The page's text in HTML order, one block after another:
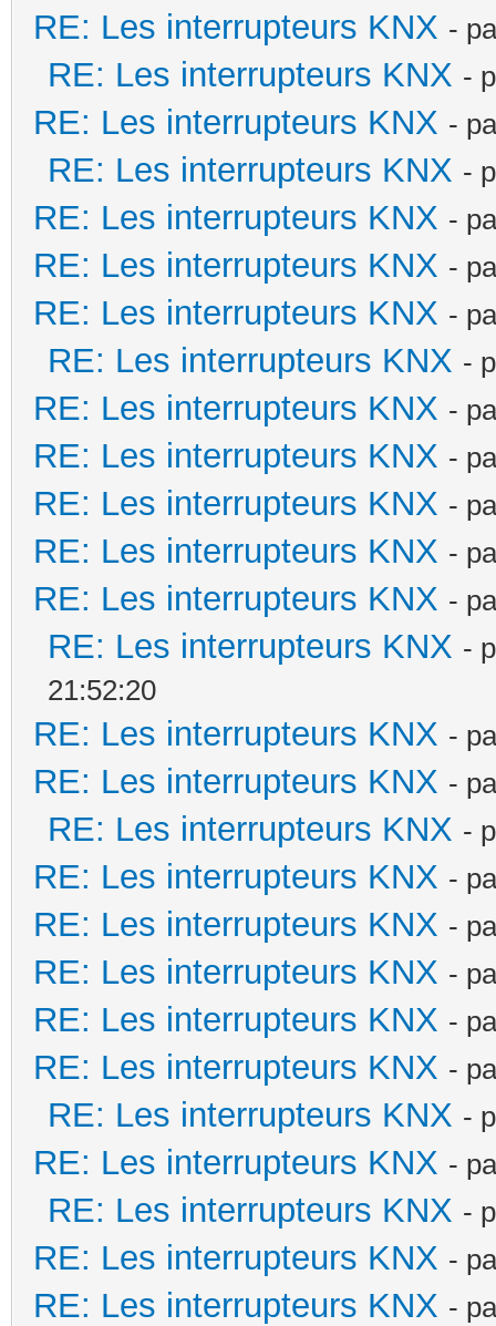
RE: Les interrupteurs KNX -
RE: Les interrupteurs KNX -
RE: Les interrupteurs KNX -
RE: Les interrupteurs KNX -
RE: Les interrupteurs KNX -
RE: Les interrupteurs KNX -
RE: Les interrupteurs KNX -
RE: Les interrupteurs KNX -
RE: Les interrupteurs KNX -
RE: Les interrupteurs KNX -
RE: Les interrupteurs KNX -
RE: Les interrupteurs KNX -
RE: Les interrupteurs KNX -
RE: Les interrupteurs KNX -
21:52:20
RE: Les interrupteurs KNX -
RE: Les interrupteurs KNX -
RE: Les interrupteurs KNX -
RE: Les interrupteurs KNX -
RE: Les interrupteurs KNX -
RE: Les interrupteurs KNX -
RE: Les interrupteurs KNX -
RE: Les interrupteurs KNX -
RE: Les interrupteurs KNX -
RE: Les interrupteurs KNX -
RE: Les interrupteurs KNX -
RE: Les interrupteurs KNX -
RE: Les interrupteurs KNX -